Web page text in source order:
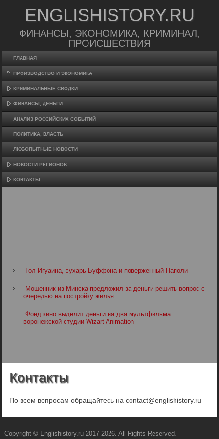
ENGLISHISTORY.RU
ФИНАНСЫ, ЭКОНОМИКА, КРИМИНАЛ,
ПРОИСШЕСТВИЯ
ГЛАВНАЯ
ПРОИЗВΟДСТВО И ЭКОНОМИКА
КРИМИНАЛЬНЫЕ СВОДКИ
ФИНАНСЫ, ДЕНЬГИ
АНАЛИЗ РОССИЙСКИХ СОБЫТИЙ
ПОЛИТИКА, ВЛАСТЬ
ЛЮБОПЫТНЫЕ НОВОСТИ
НОВОСТИ РЕГИОНОВ
КОНТАКТЫ
Гол Игуаина, сухарь Буффона и поверженный Наполи
Мошенник из Минска предложил за деньги решить вопрос с
очередью на постройку жилья
Фонд кино выделит деньги на два мультфильма
воронежской студии Wizart Animation
Контакты
По всем вопросам обращайтесь на contact@englishistory.ru
Copyright © Englishistory.ru 2017-2026. All Rights Reserved.